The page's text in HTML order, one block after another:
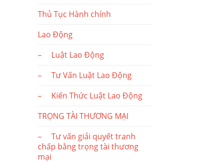
Thủ Tục Hành chính
Lao Động
– Luật Lao Động
– Tư Vấn Luật Lao Động
– Kiến Thức Luật Lao Động
TRỌNG TÀI THƯƠNG MẠI
– Tư vấn giải quyết tranh
chấp bằng trọng tài thương
mại